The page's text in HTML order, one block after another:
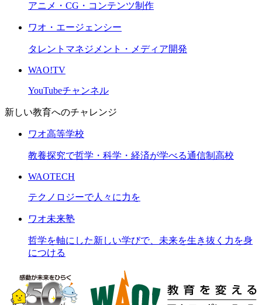
アニメ・CG・コンテンツ制作
ワオ・エージェンシー
タレントマネジメント・メディア開発
WAO!TV
YouTubeチャンネル
新しい教育へのチャレンジ
ワオ高等学校
教養探究で哲学・科学・経済が学べる通信制高校
WAOTECH
テクノロジーで人々に力を
ワオ未来塾
哲学を軸にした新しい学びで、未来を生き抜く力を身
につける